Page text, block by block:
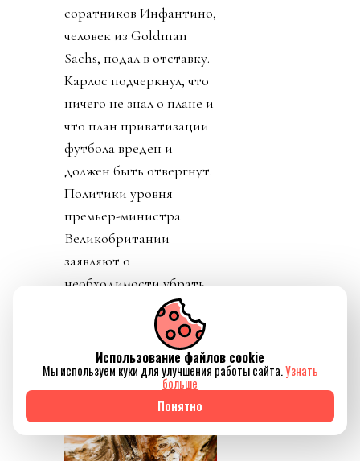
соратников Инфантино,
человек из Goldman
Sachs, подал в отставку.
Карлос подчеркнул, что
ничего не знал о плане и
что план приватизации
футбола вреден и
должен быть отвергнут.
Политики уровня
премьер-министра
Великобритании
заявляют о
необходимости убрать
Инфантино из ФИФА.
Использование файлов cookie
Мы используем куки для улучшения работы сайта.Узнать
больше
Понятно